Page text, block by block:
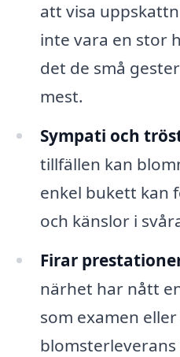
att visa
inte vara en stor
det de små
mest.
Sympati och
tillfällen kan
enkel bukett kan
och känslor i
Firar
närhet har nått
som examen